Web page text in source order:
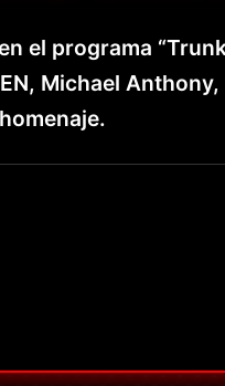
el programa
Michael